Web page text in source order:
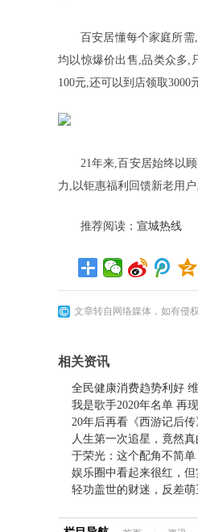
百安居懂每个家庭所
均以惊爆价出售,品类众多,
100元,还可以到店领取
21年来,百安居始终以
力,以钜惠福利回馈新老用
推荐阅读： 宣城热线
文章转自网络媒体，如有侵
相关资讯
全民健康消费趋势利好
我是歌手2020年名单 再
20年后再看《西游记后
人生第一次追星，竟然
于荣光：这个配角不简
娱乐圈中看起来很红，
轻功盖世的财迷，反差